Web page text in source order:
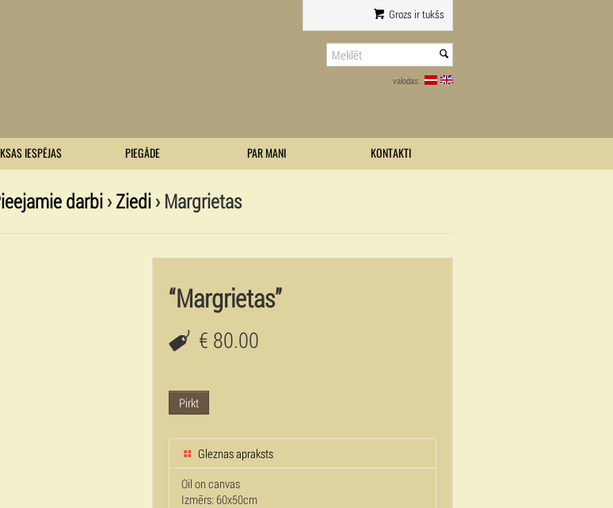
Grozs ir tukšs
valodas:
IESPĒJAS PIEGĀDE PAR MANI KONTAKTI
darbi›Ziedi› Margrietas
“Margrietas”
€ 80.00
Pirkt
Gleznas apraksts
Oil on canvas
Izmērs: 60x50cm